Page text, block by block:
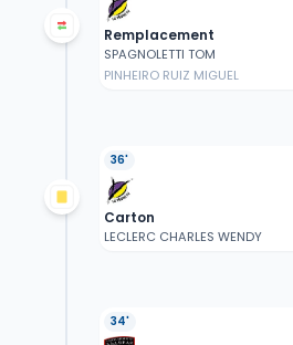
Remplacement
SPAGNOLETTI TOM
PINHEIRO RUIZ MIGUEL
36'
Carton
LECLERC CHARLES WENDY
34'